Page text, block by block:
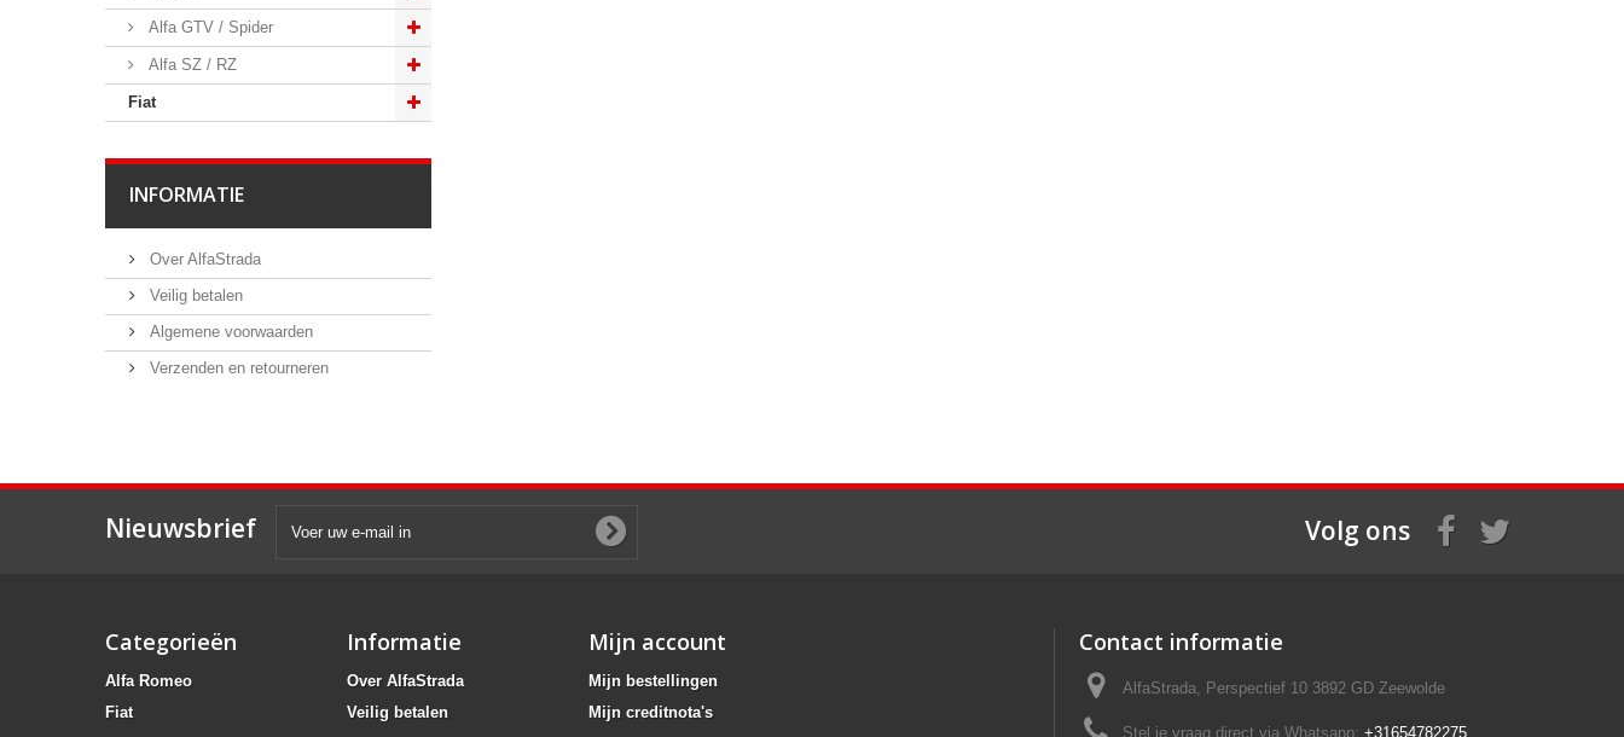
Alfa GTV / Spider
Alfa SZ / RZ
Fiat
INFORMATIE
Over AlfaStrada
Veilig betalen
Algemene voorwaarden
Verzenden en retourneren
Nieuwsbrief Volg ons
Categorieën
Alfa Romeo
Fiat
Informatie
Over AlfaStrada
Veilig betalen
Mijn account
Mijn bestellingen
Mijn creditnota's
Contact informatie
AlfaStrada, Perspectief 10 3892 GD Zeewolde
Stel je vraag direct via Whatsapp: +31654782275